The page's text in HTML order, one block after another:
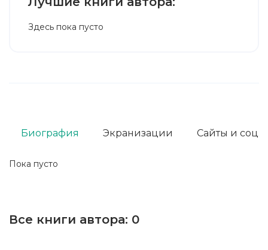
Здесь пока пусто
Пока пусто
Биография Экранизации Сайты и соц.
Все книги автора: 0